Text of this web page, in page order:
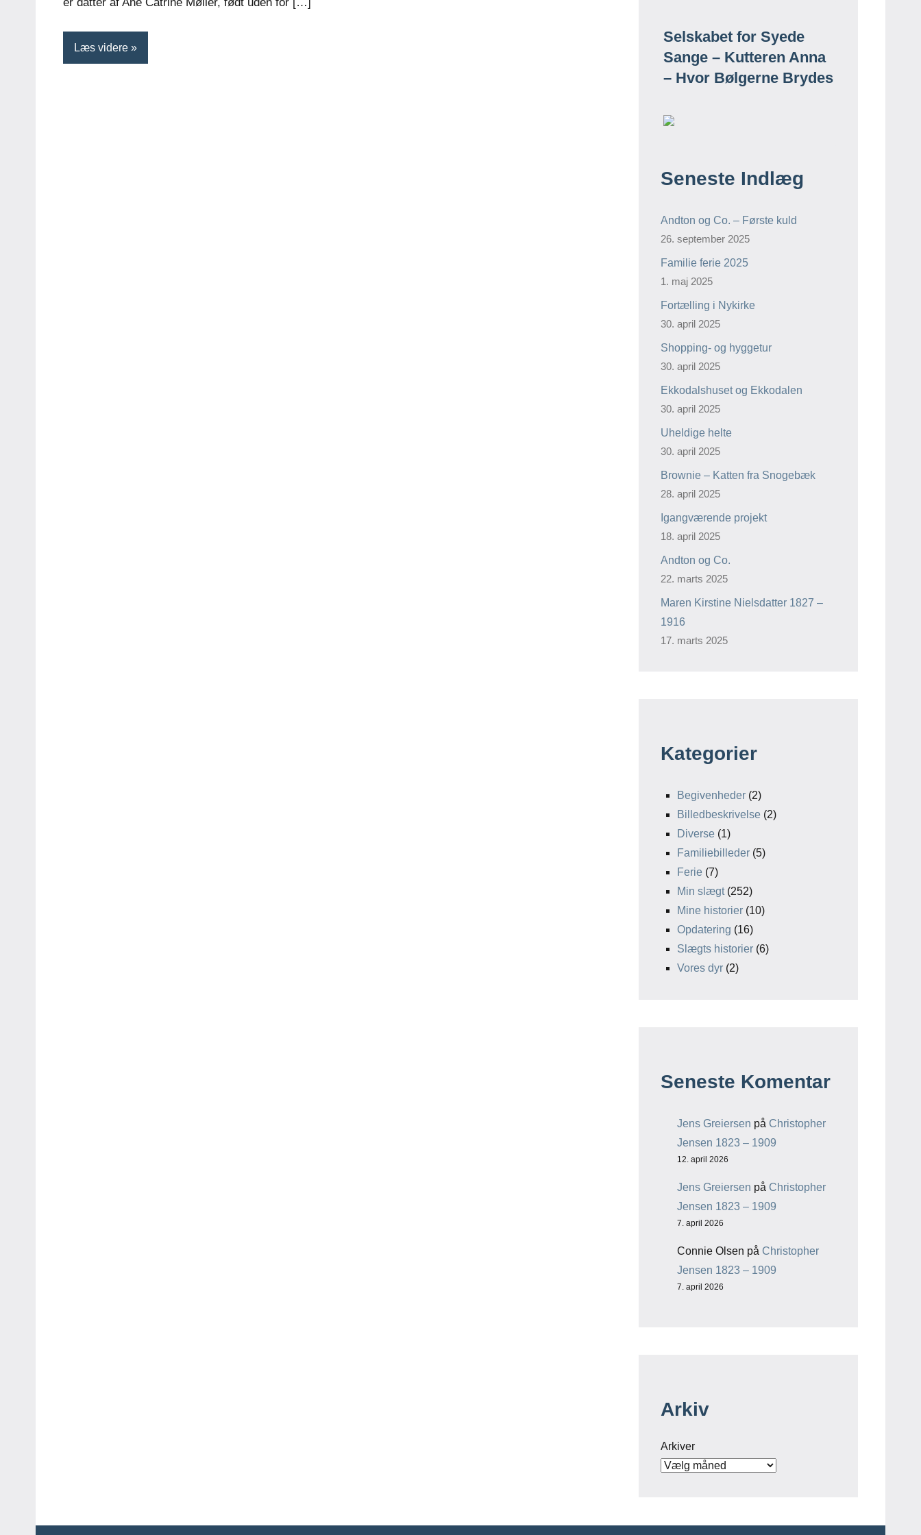
Læs videre
Selskabet for Syede
Sange – Kutteren Anna
– Hvor Bølgerne Brydes
Seneste Indlæg
Andton og Co. – Første kuld
26. september 2025
Familie ferie 2025
1. maj 2025
Fortælling i Nykirke
30. april 2025
Shopping- og hyggetur
30. april 2025
Ekkodalshuset og Ekkodalen
30. april 2025
Uheldige helte
30. april 2025
Brownie – Katten fra Snogebæk
28. april 2025
Igangværende projekt
18. april 2025
Andton og Co.
22. marts 2025
Maren Kirstine Nielsdatter 1827 –
1916
17. marts 2025
Kategorier
Begivenheder (2)
Billedbeskrivelse (2)
Diverse (1)
Familiebilleder (5)
Ferie (7)
Min slægt(252)
Mine historier (10)
Opdatering (16)
Slægts historier (6)
Vores dyr (2)
Seneste Komentar
Jens Greiersen på Christopher
Jensen 1823 – 1909
12. april 2026
Jens Greiersen på Christopher
Jensen 1823 – 1909
7. april 2026
Connie Olsen på Christopher
Jensen 1823 – 1909
7. april 2026
Arkiv
Arkiver